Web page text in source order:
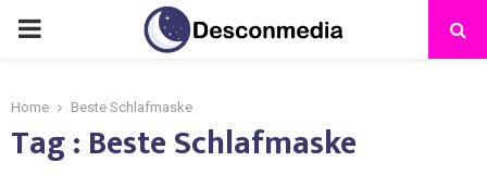
Home Beste Schlafmaske
Tag : Beste Schlafmaske